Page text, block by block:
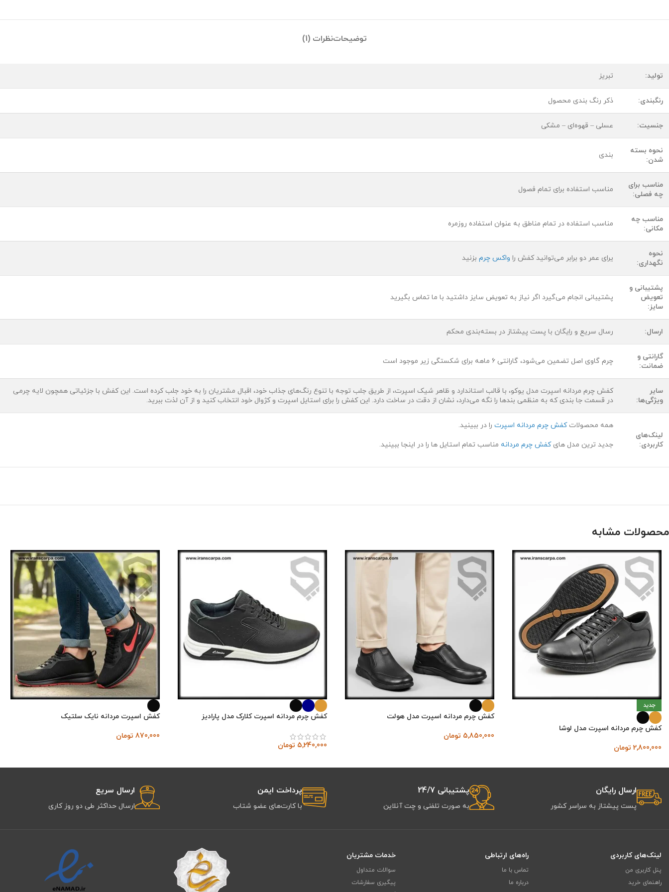
توضیحاتنظرات (1)
تولید: تبریز
رنگبندی: ذکر رنگ بندی محصول
جنسیت: عسلی – قهوه‌ای – مشکی
نحوه بسته
شدن:
بندی
مناسب برای
چه فصلی:
مناسب استفاده برای تمام فصول
مناسب چه
مکانی:
مناسب استفاده در تمام مناطق به عنوان استفاده روزمره
نحوه
نگهداری:
یرای عمر دو برابر می‌توانید کفش را واکس چرم بزنید
پشتیبانی و
تعویض
سایز:
پشتیبانی انجام می‌گیرد اگر نیاز به تعویض سایز داشتید با ما تماس بگیرید
ارسال: رسال سریع و رایگان با پست پیشتاز در بسته‌بندی محکم
گارانتی و
ضمانت:
چرم گاوی اصل تضمین می‌شود، گارانتی ۶ ماهه برای شکستگی زیر موجود است
سایر
ویژگی‌ها:
کفش چرم مردانه اسپرت مدل یوکو، با قالب استاندارد و ظاهر شیک اسپرت، از طریق جلب توجه با تنوع رنگ‌های جذاب خود، اقبال مشتریان را به خود جلب کرده است. این کفش با جزئیاتی همچون لایه چرمی
در قسمت جا بندی که به منظمی بندها را نگه می‌دارد، نشان از دقت در ساخت دارد. این کفش را برای استایل اسپرت و کژوال خود انتخاب کنید و از آن لذت ببرید.
لینک‌های
کاربردی:
همه محصولاتکفش چرم مردانه اسپرت را در ببینید.
جدید ترین مدل هایکفش چرم مردانه مناسب تمام استایل ها را در اینجا ببینید.
محصولات مشابه
جدید
کفش چرم مردانه اسپرت مدل لوشا
2,800,000 تومان
کفش چرم مردانه اسپرت مدل هولت
5,850,000 تومان
کفش چرم مردانه اسپرت کلارک مدل پارادیز
5,240,000 تومان
کفش اسپرت مردانه نایک سلتیک
870,000 تومان
ارسال رایگان
پست پیشتاز به سراسر کشور
پشتیبانی 24/7
به صورت تلفنی و چت آنلاین
پرداخت ایمن
با کارت‌های عضو شتاب
ارسال سریع
ارسال حداکثر طی دو روز کاری
لینک‌های کاربردی
پنل کاربری من
راهنمای خرید
راه‌های ارتباطی
تماس با ما
درباره ما
خدمات مشتریان
سوالات متداول
پیگیری سفارشات